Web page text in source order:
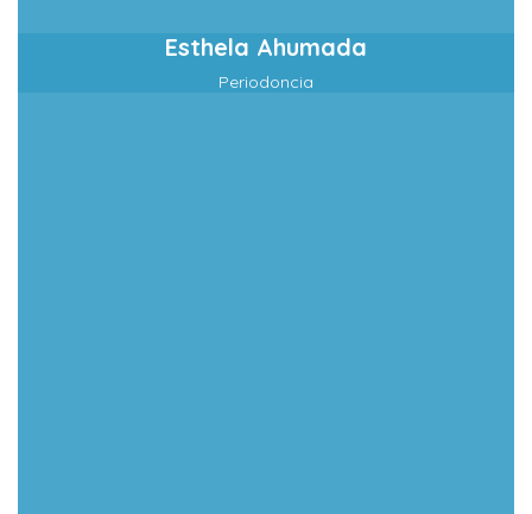
Esthela Ahumada
Periodoncia